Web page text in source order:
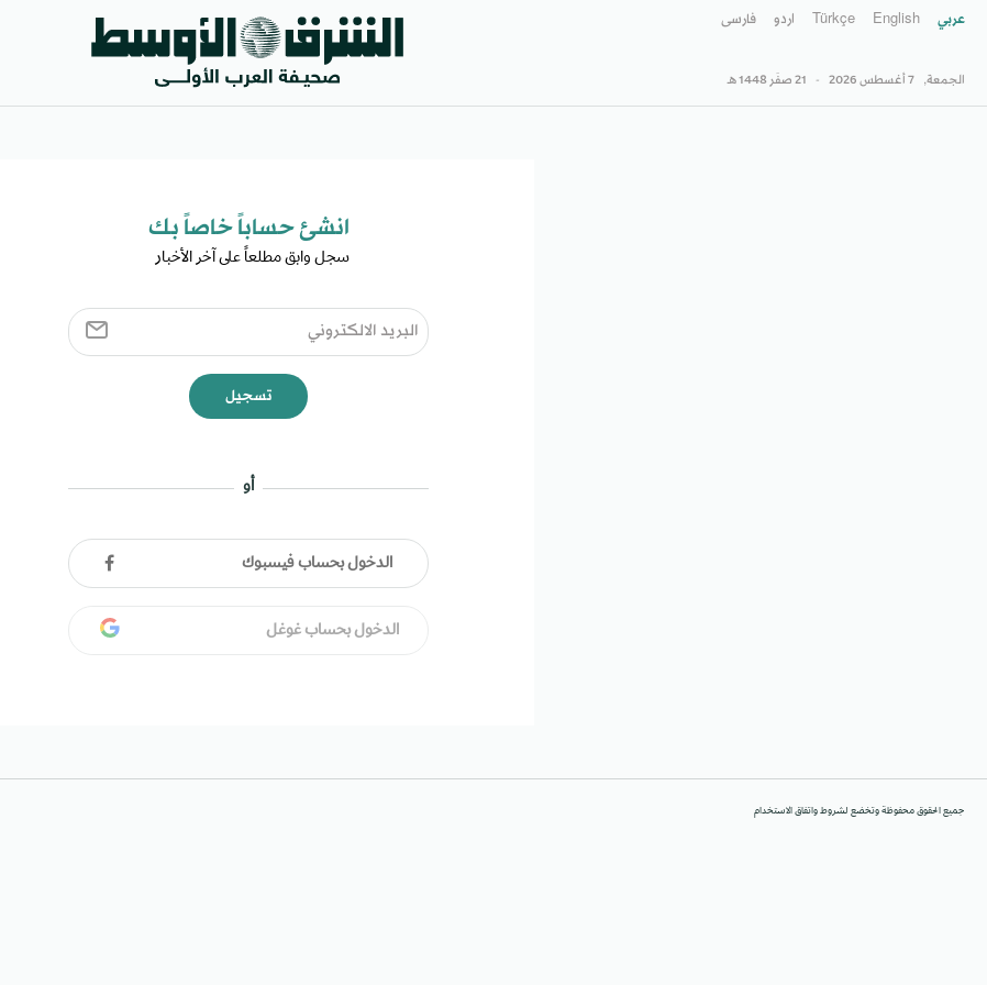
عربي English
Türkçe اردو فارسى
الجمعة, 7 أغسطس 2026 - 21 صفَر 1448 هـ
انشئ حساباً خاصاً بك​
سجل وابق مطلعاً على آخر الأخبار ​
تسجيل
أو
الدخول بحساب فيسبوك
الدخول بحساب غوغل
جميع الحقوق محفوظة وتخضع لشروط واتفاق الاستخدام